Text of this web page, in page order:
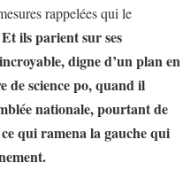
rappelées qui le
Et ils parient sur ses
digne d’un plan en
de science po, quand il
nationale, pourtant de
qui ramena la gauche qui